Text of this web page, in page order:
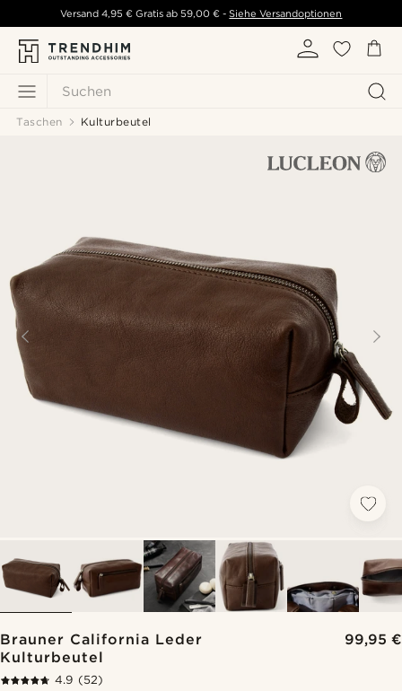
Suchen
Versand 4,95 € Gratis ab 59,00 € - Siehe Versandoptionen
Taschen Kulturbeutel
Brauner California Leder
Kulturbeutel
99,95 €
4.9 (52)